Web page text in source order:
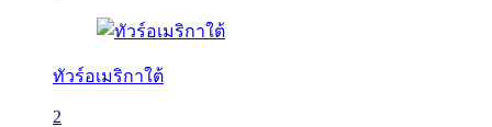
ทัวร์อเมริกาใต้
2